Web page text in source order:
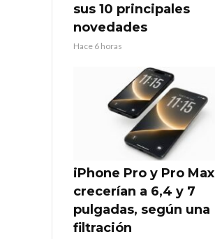
sus 10 principales
novedades
Hace 6 horas
iPhone Pro y Pro Max
crecerían a 6,4 y 7
pulgadas, según una
filtración